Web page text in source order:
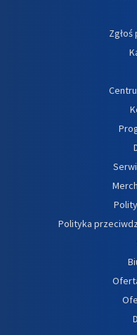
Zgłoś
Polityka